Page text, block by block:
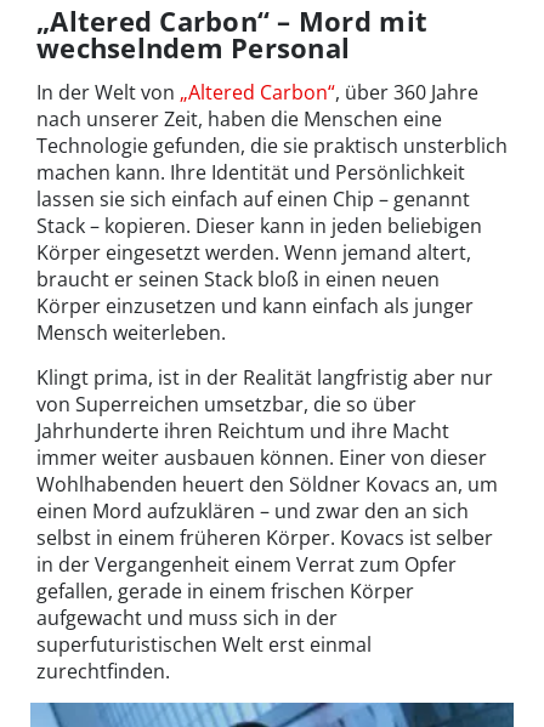
„Altered Carbon“ – Mord mit
wechselndem Personal
In der Welt von „Altered Carbon“, über 360 Jahre
nach unserer Zeit, haben die Menschen eine
Technologie gefunden, die sie praktisch unsterblich
machen kann. Ihre Identität und Persönlichkeit
lassen sie sich einfach auf einen Chip – genannt
Stack – kopieren. Dieser kann in jeden beliebigen
Körper eingesetzt werden. Wenn jemand altert,
braucht er seinen Stack bloß in einen neuen
Körper einzusetzen und kann einfach als junger
Mensch weiterleben.
Klingt prima, ist in der Realität langfristig aber nur
von Superreichen umsetzbar, die so über
Jahrhunderte ihren Reichtum und ihre Macht
immer weiter ausbauen können. Einer von dieser
Wohlhabenden heuert den Söldner Kovacs an, um
einen Mord aufzuklären – und zwar den an sich
selbst in einem früheren Körper. Kovacs ist selber
in der Vergangenheit einem Verrat zum Opfer
gefallen, gerade in einem frischen Körper
aufgewacht und muss sich in der
superfuturistischen Welt erst einmal
zurechtfinden.